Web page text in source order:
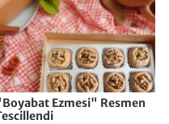
Ezmesi" Resmen